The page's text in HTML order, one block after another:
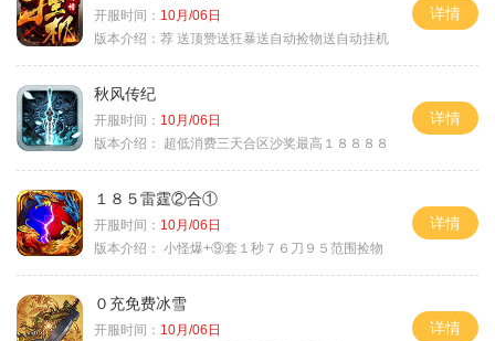
开服时间： 10月/06日
版本介绍： 荐 送顶赞送狂暴送自动捡物送自动挂机
详情
秋风传纪
开服时间： 10月/06日
版本介绍：
超低消费三天合区沙奖最高１８８８８
详情
１８５雷霆②合①
开服时间： 10月/06日
版本介绍： 小怪爆+⑨套１秒７６刀９５范围捡物
详情
０充免费冰雪
开服时间： 10月/06日
详情